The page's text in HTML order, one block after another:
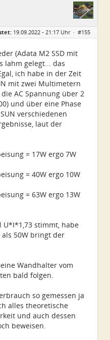
19.09.2022 - 21:17 Uhr · #155
(Adata M2 SSD mit
lahm gelegt... das
ich habe in der Zeit
mit zwei Multimetern
AC Spannung über 2
und über eine Phase
verschiedenen
laut der
= 17W ergo 7W
= 40W ergo 10W
= 63W ergo 13W
U*I*1,73 stimmt, habe
50W bringt der
Wandhalter vom
bald folgen.
so gemessen ja
alles theoretische
und auch dessen
beweisen.